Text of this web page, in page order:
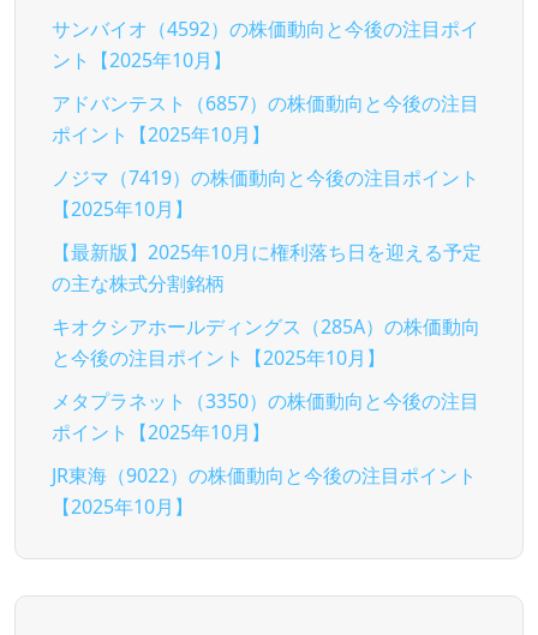
サンバイオ（4592）の株価動向と今後の注目ポイ
ント【2025年10月】
アドバンテスト（6857）の株価動向と今後の注目
ポイント【2025年10月】
ノジマ（7419）の株価動向と今後の注目ポイント
【2025年10月】
【最新版】2025年10月に権利落ち日を迎える予定
の主な株式分割銘柄
キオクシアホールディングス（285A）の株価動向
と今後の注目ポイント【2025年10月】
メタプラネット（3350）の株価動向と今後の注目
ポイント【2025年10月】
JR東海（9022）の株価動向と今後の注目ポイント
【2025年10月】